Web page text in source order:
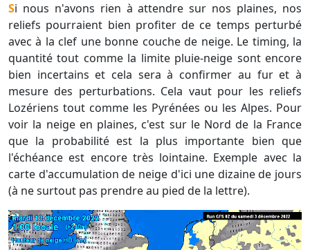
Si nous n'avons rien à attendre sur nos plaines, nos
reliefs pourraient bien profiter de ce temps perturbé
avec à la clef une bonne couche de neige. Le timing, la
quantité tout comme la limite pluie-neige sont encore
bien incertains et cela sera à confirmer au fur et à
mesure des perturbations. Cela vaut pour les reliefs
Lozériens tout comme les Pyrénées ou les Alpes. Pour
voir la neige en plaines, c'est sur le Nord de la France
que la probabilité est la plus importante bien que
l'échéance est encore très lointaine. Exemple avec la
carte d'accumulation de neige d'ici une dizaine de jours
(à ne surtout pas prendre au pied de la lettre).